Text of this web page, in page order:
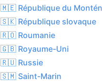
2
🇲🇪 République du
🇸🇰 République slovaque
🇷🇴 Roumanie
🇬🇧 Royaume-Uni
🇷🇺 Russie
🇸🇲 Saint-Marin